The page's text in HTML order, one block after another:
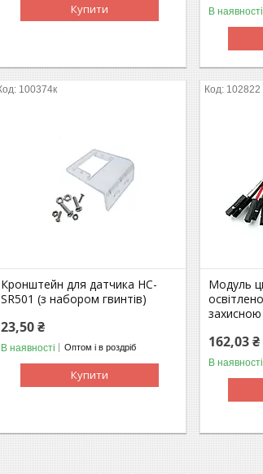
Купити В наявності
100374к
Кронштейн для датчика HC-
SR501 (з набором гвинтів)
23,50 ₴
В наявності Оптом і в роздріб
Купити
102822
Модуль
162,03 ₴
В наявності